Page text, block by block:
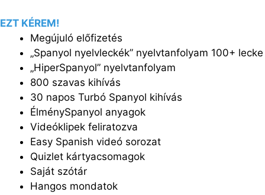
EZT KÉREM!
Megújuló előfizetés
„Spanyol nyelvleckék” nyelvtanfolyam 100+ lecke
„HiperSpanyol” nyelvtanfolyam
800 szavas kihívás
30 napos Turbó Spanyol kihívás
ÉlménySpanyol anyagok
Videóklipek feliratozva
Easy Spanish videó sorozat
Quizlet kártyacsomagok
Saját szótár
Hangos mondatok